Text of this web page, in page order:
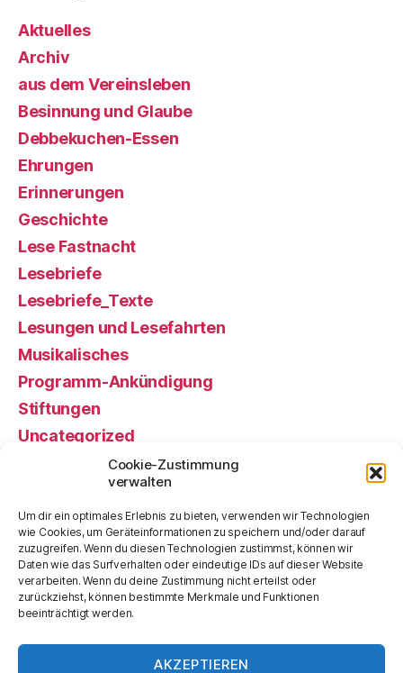
Cookie-Zustimmung
verwalten
Um dir ein optimales Erlebnis zu bieten, verwenden wir Technologien
wie Cookies, um Geräteinformationen zu speichern und/oder darauf
zuzugreifen. Wenn du diesen Technologien zustimmst, können wir
Daten wie das Surfverhalten oder eindeutige IDs auf dieser Website
verarbeiten. Wenn du deine Zustimmung nicht erteilst oder
zurückziehst, können bestimmte Merkmale und Funktionen
beeinträchtigt werden.
AKZEPTIEREN
Aktuelles
Archiv
aus dem Vereinsleben
Besinnung und Glaube
Debbekuchen-Essen
Ehrungen
Erinnerungen
Geschichte
Lese Fastnacht
Lesebriefe
Lesebriefe_Texte
Lesungen und Lesefahrten
Musikalisches
Programm-Ankündigung
Stiftungen
Uncategorized
Veranstaltung, gewesen
Veranstaltung, künftige
Vorstand alt
Meta
Anmelden
Eintrags-Feed